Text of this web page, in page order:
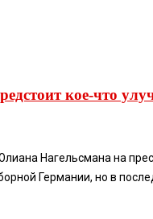
кое-что
Нагельсмана на
Германии, но в